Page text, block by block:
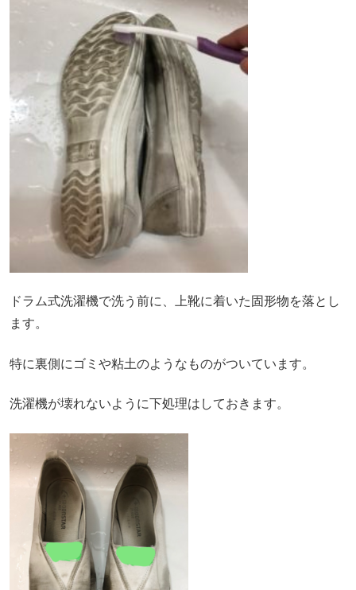
ドラム式洗濯機で洗う前に、上靴に着いた固形物を落とし
ます。
特に裏側にゴミや粘土のようなものがついています。
洗濯機が壊れないように下処理はしておきます。